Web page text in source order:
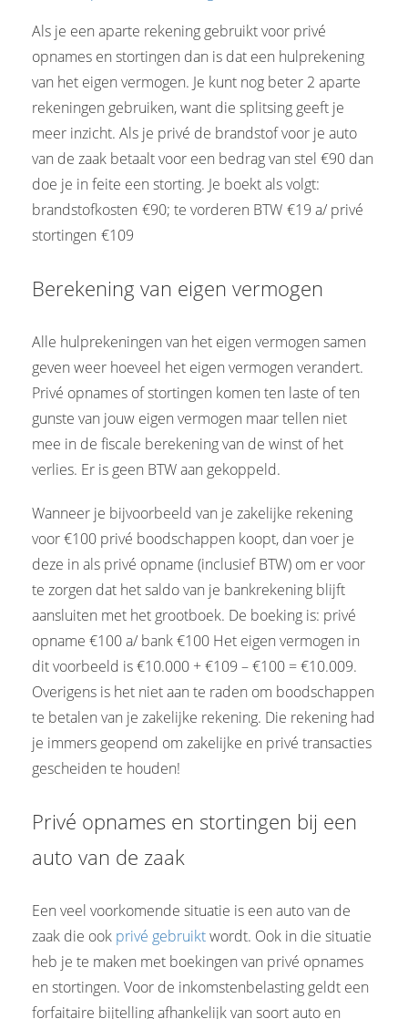
Als je een aparte rekening gebruikt voor privé
opnames en stortingen dan is dat een hulprekening
van het eigen vermogen. Je kunt nog beter 2 aparte
rekeningen gebruiken, want die splitsing geeft je
meer inzicht. Als je privé de brandstof voor je auto
van de zaak betaalt voor een bedrag van stel €90 dan
doe je in feite een storting. Je boekt als volgt:
brandstofkosten €90; te vorderen BTW €19 a/ privé
stortingen €109
Berekening van eigen vermogen
Alle hulprekeningen van het eigen vermogen samen
geven weer hoeveel het eigen vermogen verandert.
Privé opnames of stortingen komen ten laste of ten
gunste van jouw eigen vermogen maar tellen niet
mee in de fiscale berekening van de winst of het
verlies. Er is geen BTW aan gekoppeld.
Wanneer je bijvoorbeeld van je zakelijke rekening
voor €100 privé boodschappen koopt, dan voer je
deze in als privé opname (inclusief BTW) om er voor
te zorgen dat het saldo van je bankrekening blijft
aansluiten met het grootboek. De boeking is: privé
opname €100 a/ bank €100 Het eigen vermogen in
dit voorbeeld is €10.000 + €109 – €100 = €10.009.
Overigens is het niet aan te raden om boodschappen
te betalen van je zakelijke rekening. Die rekening had
je immers geopend om zakelijke en privé transacties
gescheiden te houden!
Privé opnames en stortingen bij een
auto van de zaak
Een veel voorkomende situatie is een auto van de
zaak die ook privé gebruiktwordt. Ook in die situatie
heb je te maken met boekingen van privé opnames
en stortingen. Voor de inkomstenbelasting geldt een
forfaitaire bijtelling afhankelijk van soort auto en